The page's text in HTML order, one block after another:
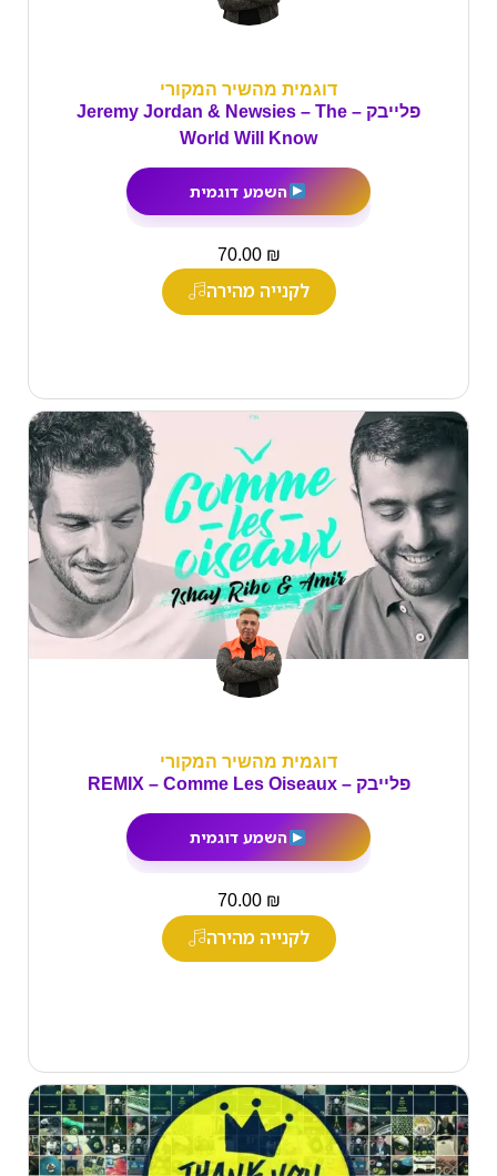
דוגמית מהשיר המקורי
פלייבק – Jeremy Jordan & Newsies – The
World Will Know
השמע דוגמית
70.00 ₪
לקנייה מהירה
דוגמית מהשיר המקורי
פלייבק – REMIX – Comme Les Oiseaux
השמע דוגמית
70.00 ₪
לקנייה מהירה